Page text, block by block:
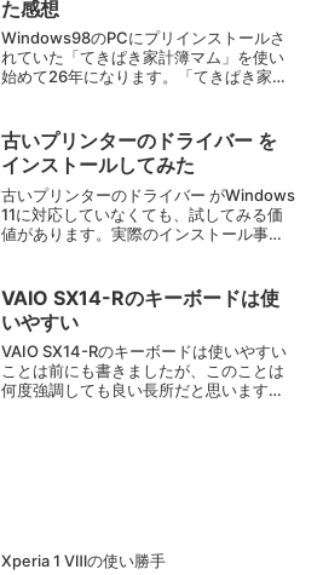
た感想
Windows98のPCにプリインストールさ
れていた「てきぱき家計簿マム」を使い
始めて26年になります。「てきぱき家計
ったものは全て記録しています。但し、
定期的に口座から引き落とされるものに
関しては無視しています。あくまでも毎
月の買い物の記録です。
古いプリンターのドライバー を
インストールしてみた
古いプリンターのドライバー がWindows
11に対応していなくても、試してみる価
値があります。実際のインストール事例
Windows11にインストール したら上手く
行きました。
VAIO SX14-Rのキーボードは使
いやすい
VAIO SX14-Rのキーボードは使いやすい
ことは前にも書きましたが、このことは
何度強調しても良い長所だと思います。
Xperia 1 Ⅷの使い勝手